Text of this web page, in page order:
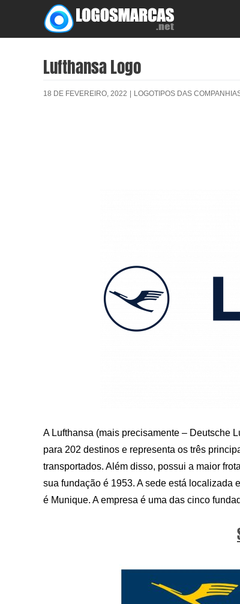
content
Lufthansa Logo
18 DE FEVEREIRO, 2022 | LOGOTIPOS DAS
A Lufthansa (mais precisamente – Deutsche
para 202 destinos e representa os três
transportados. Além disso, possui a maior
sua fundação é 1953. A sede está localizada
é Munique. A empresa é uma das cinco